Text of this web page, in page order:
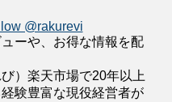
@rakurevi
ーや、お得な情報を配
）楽天市場で20年以上
験豊富な現役経営者が